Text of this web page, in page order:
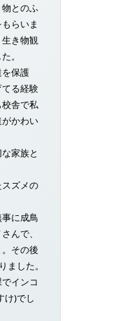
とのふ
らいま
き物観
。
保護
る経験
舎で私
かわい
家族と
ズメの
に成鳥
んで、
その後
ました。
インコ
け)でし